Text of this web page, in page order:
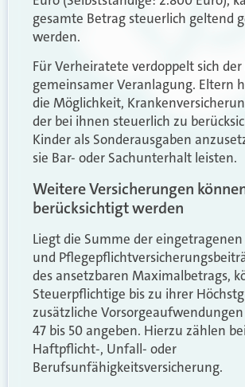
gesamte Betrag steuerlich geltend
werden.
Für Verheiratete verdoppelt sich
gemeinsamer Veranlagung. Eltern
die Möglichkeit,
der bei ihnen steuerlich zu
Kinder als Sonderausgaben
sie Bar- oder Sachunterhalt leisten.
Weitere Versicherungen
berücksichtigt werden
Liegt die Summe der
und
des ansetzbaren Maximalbetrags,
Steuerpflichtige bis zu ihrer
zusätzliche
47 bis 50 angeben. Hierzu zählen
Haftpflicht-, Unfall- oder
Berufsunfähigkeitsversicherung.